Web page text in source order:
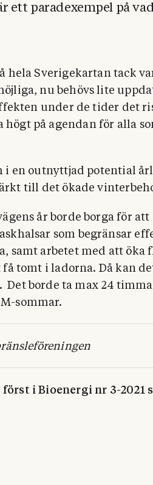
ett paradexempel på
hela Sverigekartan tack
nu behövs lite
under de tider det
högt på agendan för alla
i en outnyttjad potential
till det ökade
år borde borga för
som begränsar
samt arbetet med att öka
tomt i ladorna. Då kan
Det borde ta max 24
sommar.
i Bioenergi nr 3-2021